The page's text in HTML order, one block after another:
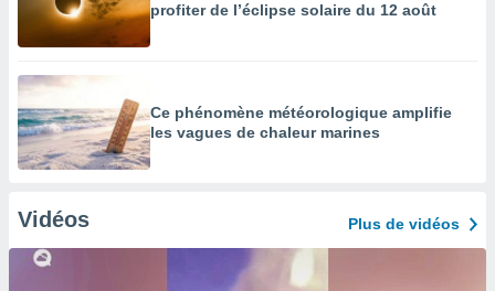
profiter de l’éclipse solaire du 12 août
Ce phénomène météorologique amplifie
les vagues de chaleur marines
Vidéos Plus de vidéos